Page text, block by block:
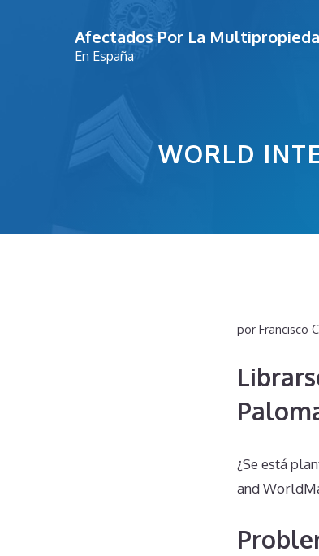
Afectados Por La
En España
WORLD
por Francisco
¿Se está
and